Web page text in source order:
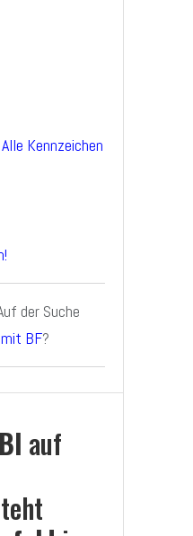
Alle Kennzeichen
der Suche
BF?
BI auf